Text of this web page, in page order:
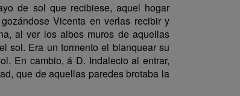
de sol que recibiese, aquel hogar
Vicenta en verlas recibir y
al ver los albos muros de aquellas
sol. Era un tormento el blanquear su
En cambio, á D. Indalecio al entrar,
que de aquellas paredes brotaba la